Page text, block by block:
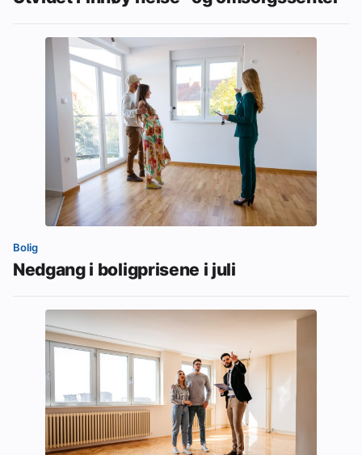
Bolig
Nedgang i boligprisene i juli